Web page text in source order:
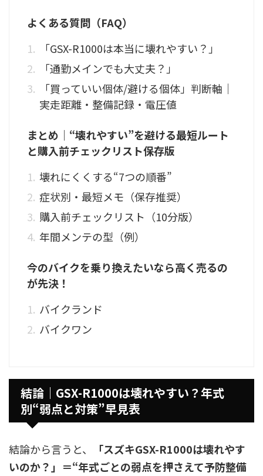
よくある質問（FAQ）
「GSX-R1000は本当に壊れやすい？」
「通勤メインでも大丈夫？」
「買っていい個体/避ける個体」判断軸｜
実走距離・整備記録・電圧値
まとめ｜“壊れやすい”を避ける最短ルート
と購入前チェックリスト保存版
壊れにくくする“7つの順番”
症状別・最短メモ（保存推奨）
購入前チェックリスト（10分版）
年間メンテの型（例）
今のバイクを乗り換えたいなら高く売るの
が先決！
バイクランド
バイクワン
結論｜GSX-R1000は壊れやすい？年式
別“弱点と対策”早見表
結論から言うと、
「スズキGSX-R1000は壊れやす
いのか？」＝“年式ごとの弱点を押さえて予防整備